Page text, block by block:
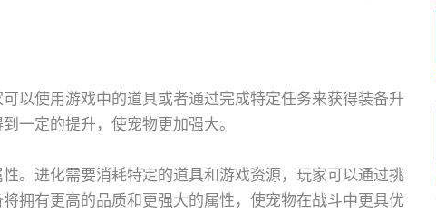
以使用游戏中的道具或者通过完成特定任务来获得装备升
一定的提升，使宠物更加强大。
。进化需要消耗特定的道具和游戏资源，玩家可以通过挑
拥有更高的品质和更强大的属性，使宠物在战斗中更具优